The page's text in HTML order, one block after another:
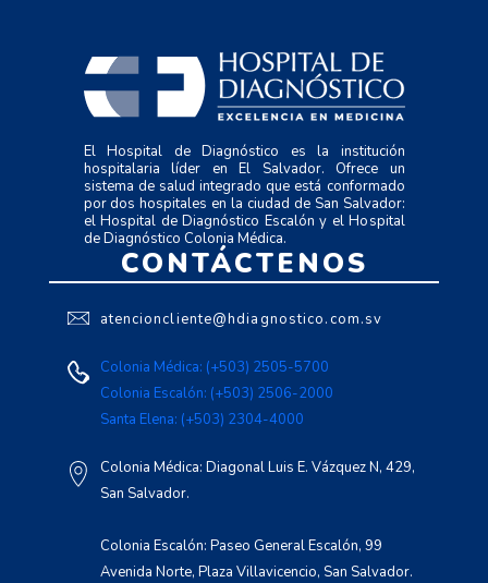
El Hospital de Diagnóstico es la institución
hospitalaria líder en El Salvador. Ofrece un
sistema de salud integrado que está conformado
por dos hospitales en la ciudad de San Salvador:
el Hospital de Diagnóstico Escalón y el Hospital
de Diagnóstico Colonia Médica.
CONTÁCTENOS
atencioncliente@hdiagnostico.com.sv
Colonia Médica: (+503) 2505-5700
Colonia Escalón: (+503) 2506-2000
Santa Elena: (+503) 2304-4000
Colonia Médica: Diagonal Luis E. Vázquez N, 429,
San Salvador.
Colonia Escalón: Paseo General Escalón, 99
Avenida Norte, Plaza Villavicencio, San Salvador.